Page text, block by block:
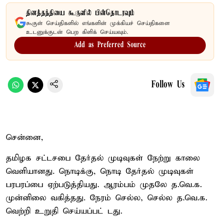
தினத்தந்தியை கூகுளில் பின்தொடரவும்
கூகுள் செய்திகளில் எங்களின் முக்கியச் செய்திகளை
உடனுக்குடன் பெற கிளிக் செய்யவும்.
Add as Preferred Source
Follow Us
சென்னை,
தமிழக சட்டசபை தேர்தல் முடிவுகள் நேற்று காலை
வெளியானது. நொடிக்கு, நொடி தேர்தல் முடிவுகள்
பரபரப்பை ஏற்படுத்தியது. ஆரம்பம் முதலே த.வெ.க.
முன்னிலை வகித்தது. நேரம் செல்ல, செல்ல த.வெ.க.
வெற்றி உறுதி செய்யப்பட் டது.